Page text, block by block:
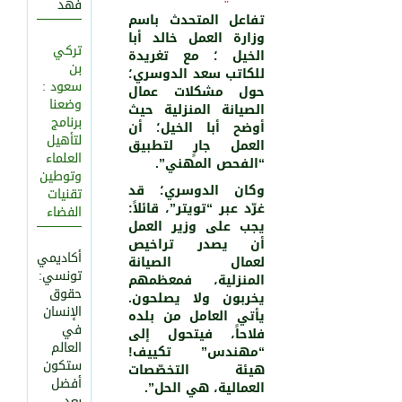
2101 0
تركي
بن
سعود :
وضعنا
برنامج
لتأهيل
العلماء
وتوطين
تقنيات
الفضاء
أكاديمي
تونسي:
حقوق
الإنسان
في
العالم
ستكون
أفضل
تفاعل المتحدث باسم
وزارة العمل خالد أبا
الخيل ؛ مع تغريدة
للكاتب سعد الدوسري؛
حول مشكلات عمال
الصيانة المنزلية حيث
أوضح أبا الخيل؛ أن
العمل جارٍ لتطبيق
“الفحص المهني”.
وكان الدوسري؛ قد
غرّد عبر “تويتر”، قائلاً:
يجب على وزير العمل
أن يصدر تراخيص
لعمال الصيانة
المنزلية، فمعظمهم
يخربون ولا يصلحون.
يأتي العامل من بلده
فلاحاً، فيتحول إلى
“مهندس” تكييف!
هيئة التخصّصات
العمالية، هي الحل”.